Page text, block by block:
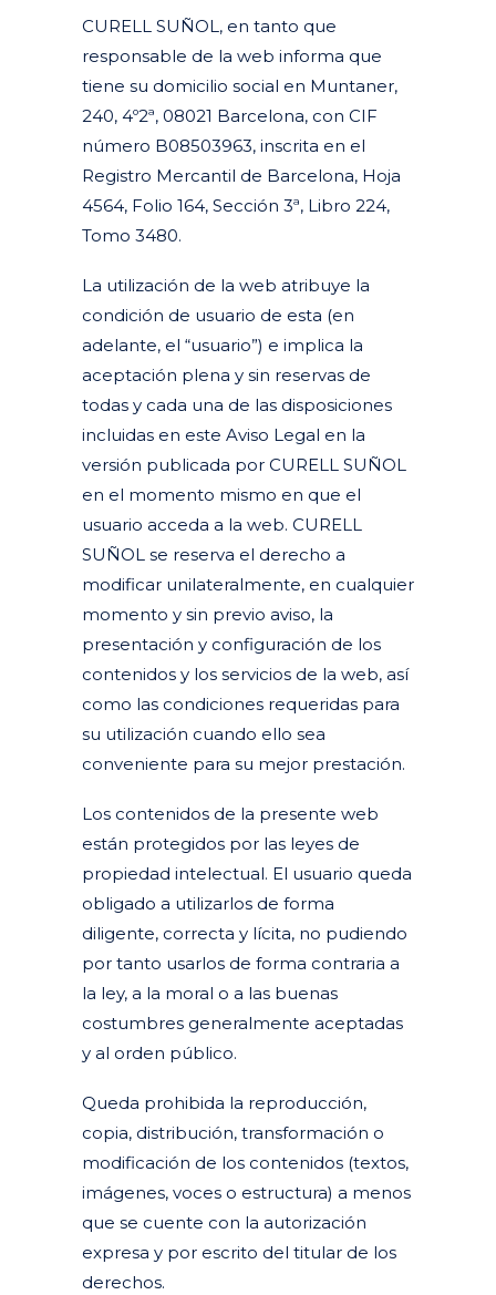
CURELL SUÑOL, en tanto que
responsable de la web informa que
tiene su domicilio social en Muntaner,
240, 4º2ª, 08021 Barcelona, con CIF
número B08503963, inscrita en el
Registro Mercantil de Barcelona, Hoja
4564, Folio 164, Sección 3ª, Libro 224,
Tomo 3480.
La utilización de la web atribuye la
condición de usuario de esta (en
adelante, el “usuario”) e implica la
aceptación plena y sin reservas de
todas y cada una de las disposiciones
incluidas en este Aviso Legal en la
versión publicada por CURELL SUÑOL
en el momento mismo en que el
usuario acceda a la web. CURELL
SUÑOL se reserva el derecho a
modificar unilateralmente, en cualquier
momento y sin previo aviso, la
presentación y configuración de los
contenidos y los servicios de la web, así
como las condiciones requeridas para
su utilización cuando ello sea
conveniente para su mejor prestación.
Los contenidos de la presente web
están protegidos por las leyes de
propiedad intelectual. El usuario queda
obligado a utilizarlos de forma
diligente, correcta y lícita, no pudiendo
por tanto usarlos de forma contraria a
la ley, a la moral o a las buenas
costumbres generalmente aceptadas
y al orden público.
Queda prohibida la reproducción,
copia, distribución, transformación o
modificación de los contenidos (textos,
imágenes, voces o estructura) a menos
que se cuente con la autorización
expresa y por escrito del titular de los
derechos.